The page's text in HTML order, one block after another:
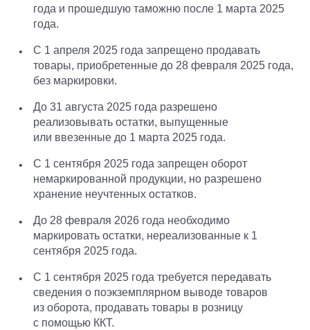
года и прошедшую таможню после 1 марта 2025
года.
С 1 апреля 2025 года запрещено продавать
товары, приобретенные до 28 февраля 2025 года,
без маркировки.
До 31 августа 2025 года разрешено
реализовывать остатки, выпущенные
или ввезенные до 1 марта 2025 года.
С 1 сентября 2025 года запрещен оборот
немаркированной продукции, но разрешено
хранение неучтенных остатков.
До 28 февраля 2026 года необходимо
маркировать остатки, нереализованные к 1
сентября 2025 года.
С 1 сентября 2025 года требуется передавать
сведения о поэкземплярном выводе товаров
из оборота, продавать товары в розницу
с помощью ККТ.